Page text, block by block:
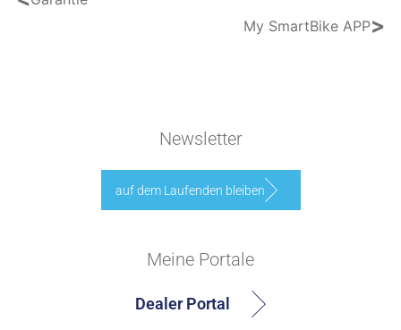
My SmartBike APP>
Newsletter
auf dem Laufenden bleiben
Meine Portale
Dealer Portal